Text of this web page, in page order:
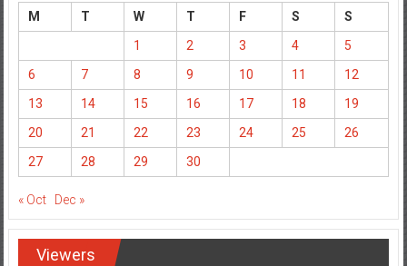
M T W T F S
S
1
2 3 4
5
6
7 8 9 10 11
12
13
14 15 16 17 18
19
20
21 22 23 24 25
26
27
28 29 30
« Oct Dec »
Viewers